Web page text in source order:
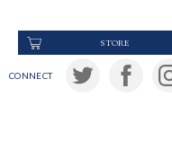
STORE
CONNECT